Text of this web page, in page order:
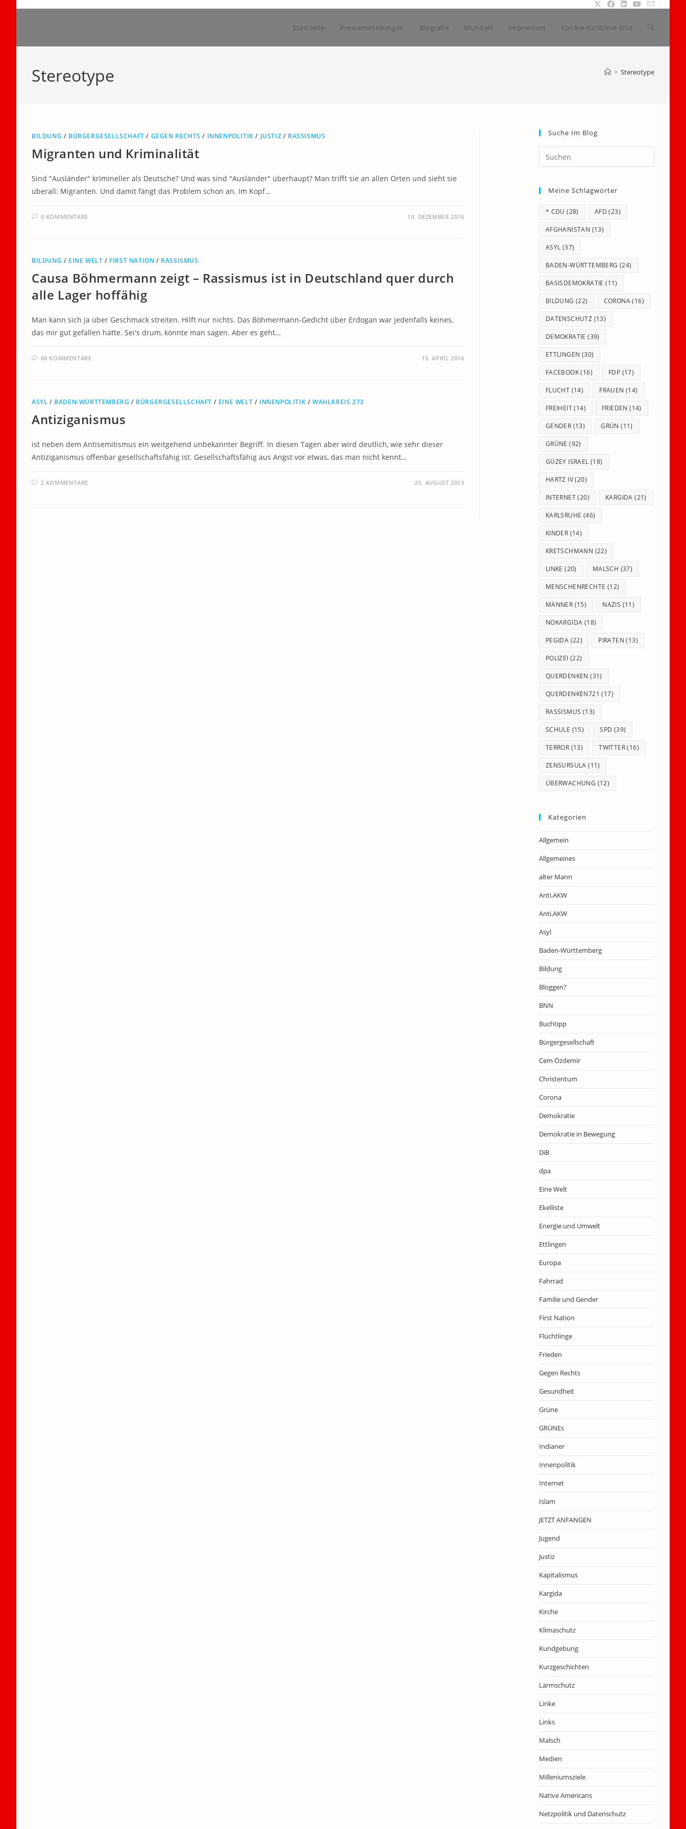
Startseite Pressemitteilungen Biografie Mundart Impressum Cookie-Richtlinie (EU) Website-
Stereotype > Stereotype
BILDUNG / BÜRGERGESELLSCHAFT / GEGEN RECHTS / INNENPOLITIK / JUSTIZ / RASSISMUS
Migranten und Kriminalität
Sind "Ausländer" krimineller als Deutsche? Und was sind "Ausländer" überhaupt? Man trifft sie an allen Orten und sieht sie
überall: Migranten. Und damit fängt das Problem schon an. Im Kopf…
0 KOMMENTARE 10. DEZEMBER 2016
BILDUNG / EINE WELT / FIRST NATION / RASSISMUS
Causa Böhmermann zeigt – Rassismus ist in Deutschland quer durch
alle Lager hoffähig
Man kann sich ja über Geschmack streiten. Hilft nur nichts. Das Böhmermann-Gedicht über Erdogan war jedenfalls keines,
das mir gut gefallen hätte. Sei's drum, könnte man sagen. Aber es geht…
60 KOMMENTARE 15. APRIL 2016
ASYL / BADEN-WÜRTTEMBERG / BÜRGERGESELLSCHAFT / EINE WELT / INNENPOLITIK /WAHLKREIS 273
Antiziganismus
ist neben dem Antisemitismus ein weitgehend unbekannter Begriff. In diesen Tagen aber wird deutlich, wie sehr dieser
Antiziganismus offenbar gesellschaftsfähig ist. Gesellschaftsfähig aus Angst vor etwas, das man nicht kennt…
2 KOMMENTARE 25. AUGUST 2013
Suche Im Blog
Escape
Meine Schlagwörter
* CDU (28) AFD (23)
AFGHANISTAN (13)
ASYL (37)
BADEN-WÜRTTEMBERG (24)
BASISDEMOKRATIE (11)
BILDUNG (22) CORONA(16)
DATENSCHUTZ (13)
DEMOKRATIE (39)
ETTLINGEN (30)
FACEBOOK(16) FDP (17)
FLUCHT (14) FRAUEN (14)
FREIHEIT(14) FRIEDEN (14)
GENDER (13) GRÜN (11)
GRÜNE (92)
GÜZEY ISRAEL (18)
HARTZ IV(20)
INTERNET(20) KARGIDA (21)
KARLSRUHE (46)
KINDER (14)
KRETSCHMANN (22)
LINKE (20) MALSCH (37)
MENSCHENRECHTE (12)
MÄNNER (15) NAZIS (11)
NOKARGIDA (18)
PEGIDA (22) PIRATEN (13)
POLIZEI (22)
QUERDENKEN (31)
QUERDENKEN721 (17)
RASSISMUS (13)
SCHULE (15) SPD (39)
TERROR (13) TWITTER(16)
ZENSURSULA (11)
ÜBERWACHUNG (12)
Kategorien
Allgemein
Allgemeines
alter Mann
Anti.AKW
Anti.AKW
Asyl
Baden-Württemberg
Bildung
Bloggen?
BNN
Buchtipp
Bürgergesellschaft
Cem Özdemir
Christentum
Corona
Demokratie
Demokratie in Bewegung
DiB
dpa
Eine Welt
Ekelliste
Energie und Umwelt
Ettlingen
Europa
Fahrrad
Familie und Gender
First Nation
Flüchtlinge
Frieden
Gegen Rechts
Gesundheit
Grüne
GRÜNEs
Indianer
Innenpolitik
Internet
Islam
JETZT ANFANGEN
Jugend
Justiz
Kapitalismus
Kargida
Kirche
Klimaschutz
Kundgebung
Kurzgeschichten
Lärmschutz
Linke
Links
Malsch
Medien
Milleniumsziele
Native Americans
Netzpolitik und Datenschutz